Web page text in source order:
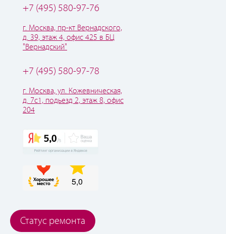
+7 (495) 580-97-76
г. Москва, пр-кт Вернадского,
д. 39, этаж 4, офис 425 в БЦ
"Вернадский"
+7 (495) 580-97-78
г. Москва, ул. Кожевническая,
д. 7с1, подьезд 2, этаж 8, офис
204
Статус ремонта